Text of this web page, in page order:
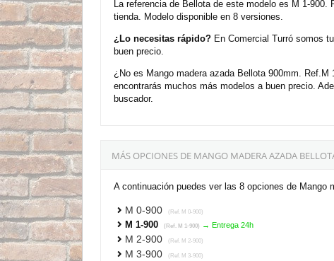
La referencia de Bellota de este modelo es M 1-
tienda. Modelo disponible en 8 versiones.
¿Lo necesitas rápido? En Comercial Turró somos
buen precio.
¿No es Mango madera azada Bellota 900mm.
encontrarás muchos más modelos a buen precio.
buscador.
MÁS OPCIONES DE MANGO MADERA AZADA
A continuación puedes ver las 8 opciones de Mango
M 0-900 (Ref. M 0-900)
M 1-900 (Ref. M 1-900) → Entrega 24h
M 2-900 (Ref. M 2-900)
M 3-900 (Ref. M 3-900)